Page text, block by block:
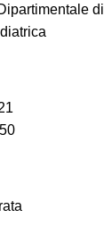
di